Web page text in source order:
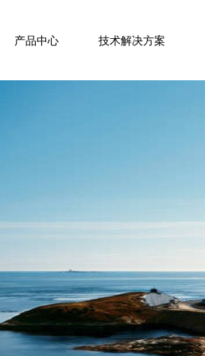
产品中心 技术解决方案